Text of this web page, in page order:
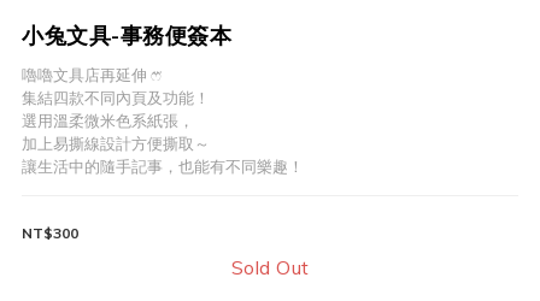
小兔文具-事務便簽本
嚕嚕文具店再延伸 ෆ⃛
集結四款不同內頁及功能！
選用溫柔微米色系紙張，
加上易撕線設計方便撕取～
讓生活中的隨手記事，也能有不同樂趣！
NT$300
Sold Out